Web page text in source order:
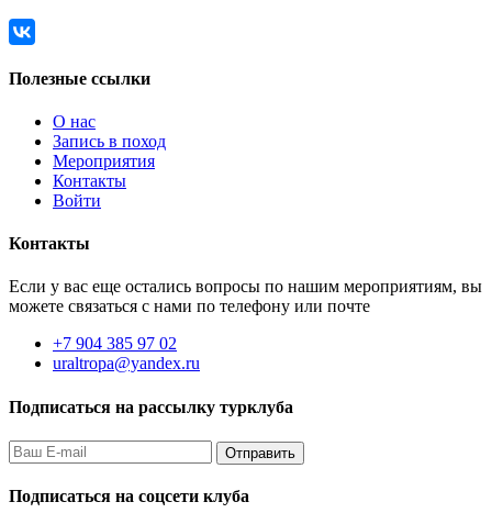
Полезные ссылки
О нас
Запись в поход
Мероприятия
Контакты
Войти
Контакты
Если у вас еще остались вопросы по нашим мероприятиям, вы
можете связаться с нами по телефону или почте
+7 904 385 97 02
uraltropa@yandex.ru
Подписаться на рассылку турклуба
Подписаться на соцсети клуба